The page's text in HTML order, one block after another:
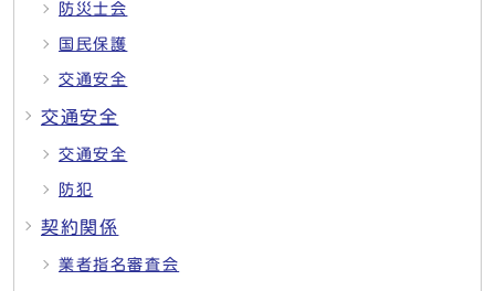
防災士会
国民保護
交通安全
交通安全
交通安全
防犯
契約関係
業者指名審査会